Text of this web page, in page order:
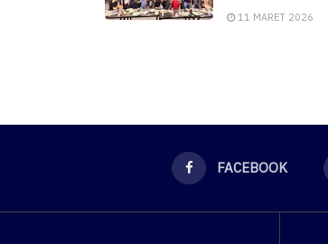
11 MARET 2026
FACEBOOK